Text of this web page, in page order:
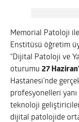
Memorial Patoloji
Enstitüsü öğretim
“Dijital Patoloji ve
oturumu27 Haziran’
Hastanesi’nde
profesyonelleri
teknoloji
dijital patolojide